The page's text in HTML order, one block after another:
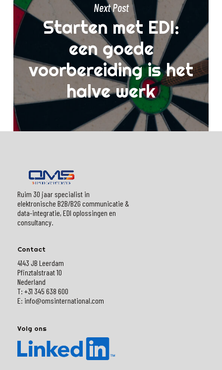
Next Post
Starten met EDI:
een goede
voorbereiding is het
halve werk
Ruim 30 jaar specialist in
elektronische B2B/B2G communicatie &
data-integratie, EDI oplossingen en
consultancy.
Contact
4143 JB Leerdam
Pfinztalstraat 10
Nederland
T: +31 345 638 600
E: info@omsinternational.com
Volg ons